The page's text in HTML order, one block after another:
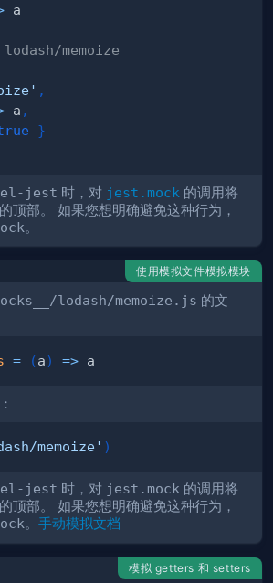
memoize
,
a ,
}
jest 时，对 jest.mock 的调用将
顶部。 如果您想明确避免这种行为，
。
使用模拟文件模拟模块
lodash/memoize.js 的文
= (a) =>
memoize' )
jest 时，对 jest.mock 的调用将
顶部。 如果您想明确避免这种行为，
。 手动模拟文档
模拟 getters 和 setters